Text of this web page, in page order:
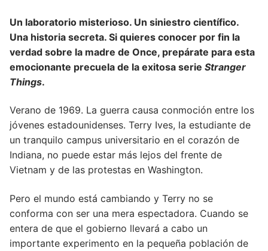
Un laboratorio misterioso. Un siniestro científico.
Una historia secreta. Si quieres conocer por fin la
verdad sobre la madre de Once, prepárate para esta
emocionante precuela de la exitosa serie Stranger
Things.
Verano de 1969. La guerra causa conmoción entre los
jóvenes estadounidenses. Terry Ives, la estudiante de
un tranquilo campus universitario en el corazón de
Indiana, no puede estar más lejos del frente de
Vietnam y de las protestas en Washington.
Pero el mundo está cambiando y Terry no se
conforma con ser una mera espectadora. Cuando se
entera de que el gobierno llevará a cabo un
importante experimento en la pequeña población de